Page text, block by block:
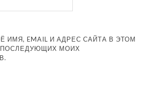
ИМЯ, EMAIL И АДРЕС САЙТА В ЭТОМ
ПОСЛЕДУЮЩИХ МОИХ